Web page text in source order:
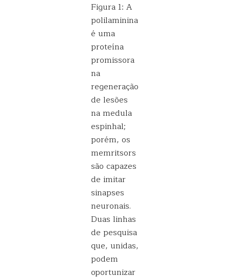
Figura 1: A
polilaminina
é uma
proteína
promissora
na
regeneração
de lesões
na medula
espinhal;
porém, os
memritsors
são capazes
de imitar
sinapses
neuronais.
Duas linhas
de pesquisa
que, unidas,
podem
oportunizar